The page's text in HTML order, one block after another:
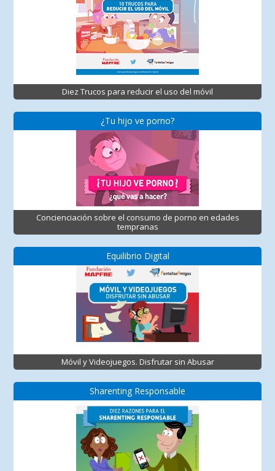
Diez Trucos para reducir el uso del móvil
¿Tu hijo ve porno?
Concienciación sobre el consumo de porno en edades
tempranas
Equilibrio Digital
Móvil y Videojuegos. Disfrutar sin Abusar
Sharenting Responsable